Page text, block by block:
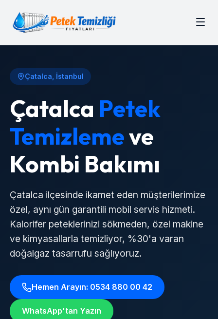
Çatalca , İstanbul
Çatalca Petek
Temizlemeve
Kombi Bakımı
Çatalca ilçesinde ikamet eden müşterilerimize
özel, aynı gün garantili mobil servis hizmeti.
Kalorifer peteklerinizi sökmeden, özel makine
ve kimyasallarla temizliyor, %30'a varan
doğalgaz tasarrufu sağlıyoruz.
Hemen Arayın: 0534 880 00 42
WhatsApp'tan Yazın